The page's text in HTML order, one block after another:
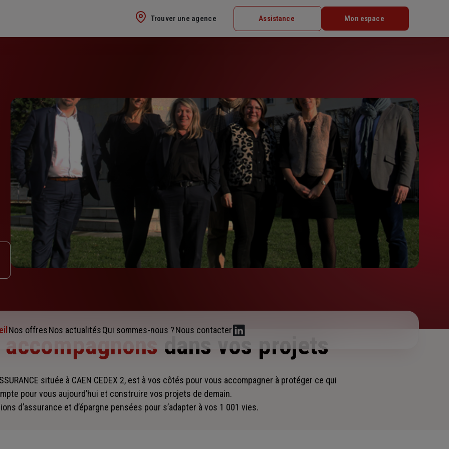
Trouver une agence Assistance Mon espace
Nos offresNos actualitésQui sommes-nous ?Nous contacter
dans vos projets
située à CAEN CEDEX 2, est à vos côtés pour vous accompagner à protéger ce qui
pour vous aujourd’hui et construire vos projets de demain.
d’assurance et d’épargne pensées pour s’adapter à vos 1 001 vies.